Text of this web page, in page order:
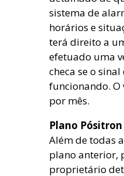
sistema de
horários e
terá direito a
efetuado uma
checa se o
funcionando. O
por mês.
Plano
Além de todas
plano anterior,
proprietário